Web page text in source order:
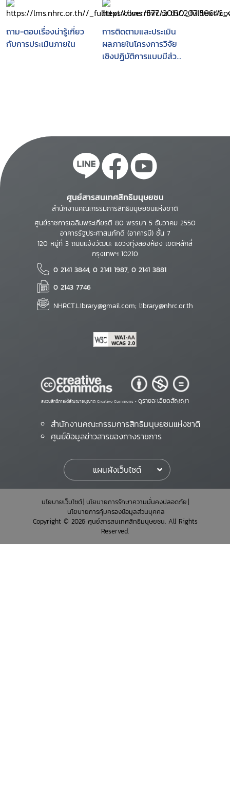
ปีงบประมาณ พ.ศ. 2551
ตามมติคณะรัฐมนตรี
โครงการวิจัยและพัฒนา
สาธารณะ-ท้องถิ่นน่าอยู่
ถาม-ตอบเรื่องน่ารู้เกี่ยว
กับการประเมินภายใน
การติดตามและประเมิน
ผลภายในโครงการวิจัย
เชิงปฏิบัติการแบบมีส่วน
ศูนย์สารสนเทศสิทธิมนุษยชน
สำนักงานคณะกรรมการสิทธิมนุษยชนแห่งชาติ
ศูนย์ราชการเฉลิมพระเกียรติ 80 พรรษา 5 ธันวาคม 2550
อาคารรัฐประศาสนภักดี (อาคารบี) ชั้น 7
120 หมู่ที่ 3 ถนนแจ้งวัฒนะ แขวงทุ่งสองห้อง เขตหลักสี่
กรุงเทพฯ 10210
0 2141 3844, 0 2141 1987, 0 2141 3881
0 2143 7746
NHRCT.Library@gmail.com; library@nhrc.or.th
สงวนสิทธิ์ภายใต้สัญญาอนุญาต Creative Commons • ดูรายละเอียดสัญญา
สำนักงานคณะกรรมการสิทธิมนุษยชนแห่งชาติ
ศูนย์ข้อมูลข่าวสารของทางราชการ
แผนผังเว็บไซต์
นโยบายเว็บไซต์ นโยบายการรักษาความมั่นคงปลอดภัย
นโยบายการคุ้มครองข้อมูลส่วนบุคคล
Copyright © 2026 ศูนย์สารสนเทศสิทธิมนุษยชน. All Rights
Reserved.